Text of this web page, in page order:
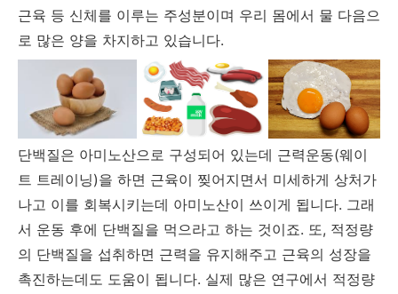
근육 등 신체를 이루는 주성분이며 우리 몸에서 물 다음으
로 많은 양을 차지하고 있습니다.
단백질은 아미노산으로 구성되어 있는데 근력운동(웨이
트 트레이닝)을 하면 근육이 찢어지면서 미세하게 상처가
나고 이를 회복시키는데 아미노산이 쓰이게 됩니다. 그래
서 운동 후에 단백질을 먹으라고 하는 것이죠. 또, 적정량
의 단백질을 섭취하면 근력을 유지해주고 근육의 성장을
촉진하는데도 도움이 됩니다. 실제 많은 연구에서 적정량